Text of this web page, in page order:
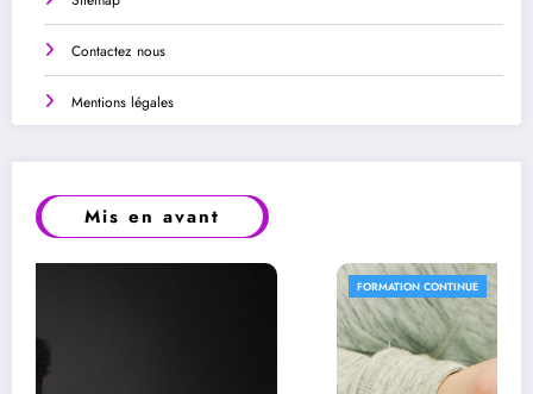
Contactez nous
Mentions légales
Mis en avant